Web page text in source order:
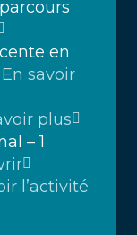
en
En savoir
plus
– 1
l’activité